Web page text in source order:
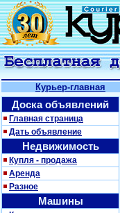
Курьер-главная
Доска объявлений
Главная страница
Дать объявление
Недвижимость
Купля - продажа
Аренда
Разное
Машины